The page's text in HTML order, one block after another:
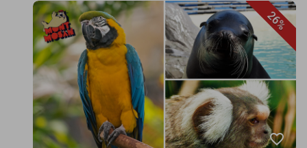
26%
favorite_border